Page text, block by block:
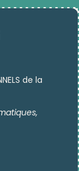
de la